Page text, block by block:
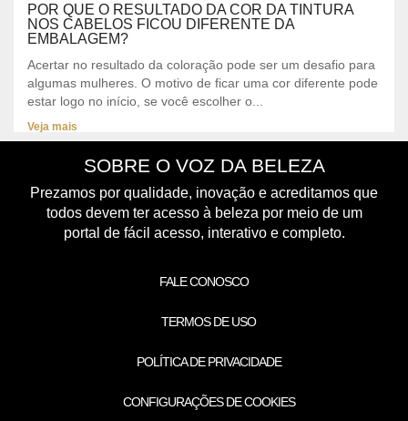
POR QUE O RESULTADO DA COR DA TINTURA
NOS CABELOS FICOU DIFERENTE DA
EMBALAGEM?
Acertar no resultado da coloração pode ser um desafio para
algumas mulheres. O motivo de ficar uma cor diferente pode
estar logo no início, se você escolher o...
Veja mais
SOBRE O VOZ DA BELEZA
Prezamos por qualidade, inovação e acreditamos que
todos devem ter acesso à beleza por meio de um
portal de fácil acesso, interativo e completo.
FALE CONOSCO
TERMOS DE USO
POLÍTICA DE PRIVACIDADE
CONFIGURAÇÕES DE COOKIES